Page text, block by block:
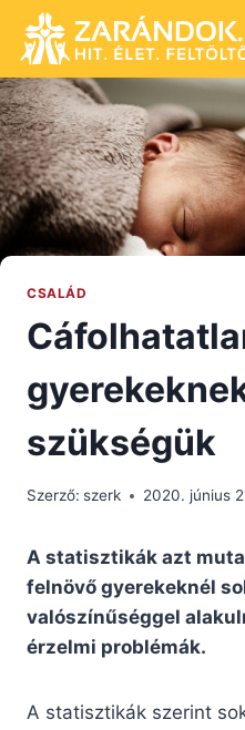
content
CSALÁD
szükségük
Szerző: szerk 2020. június
A statisztikák azt
felnövő gyerekeknél
valószínűséggel
érzelmi problémák.
A statisztikák szerint